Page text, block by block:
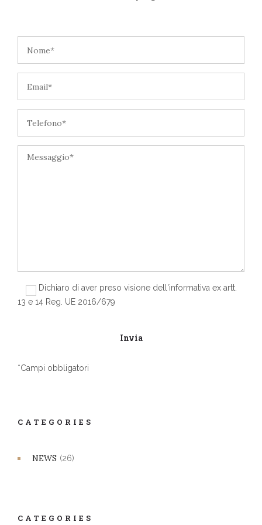
Dichiaro di aver preso visione dell'informativa ex artt.
13 e 14 Reg. UE 2016/679
*Campi obbligatori
CATEGORIES
NEWS (26)
CATEGORIES